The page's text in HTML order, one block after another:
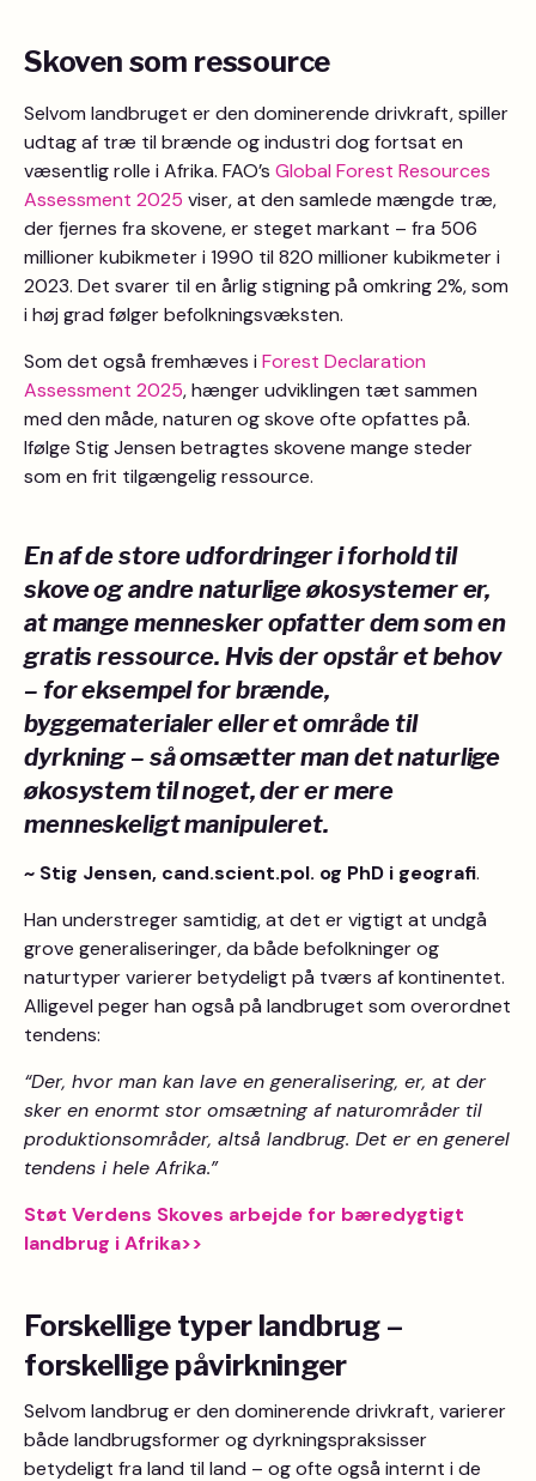
Skoven som ressource
Selvom landbruget er den dominerende drivkraft, spiller
udtag af træ til brænde og industri dog fortsat en
væsentlig rolle i Afrika. FAO’s Global Forest Resources
Assessment 2025 viser, at den samlede mængde træ,
der fjernes fra skovene, er steget markant – fra 506
millioner kubikmeter i 1990 til 820 millioner kubikmeter i
2023. Det svarer til en årlig stigning på omkring 2%, som
i høj grad følger befolkningsvæksten.
Som det også fremhæves i Forest Declaration
Assessment 2025, hænger udviklingen tæt sammen
med den måde, naturen og skove ofte opfattes på.
Ifølge Stig Jensen betragtes skovene mange steder
som en frit tilgængelig ressource.
En af de store udfordringer i forhold til
skove og andre naturlige økosystemer er,
at mange mennesker opfatter dem som en
gratis ressource. Hvis der opstår et behov
– for eksempel for brænde,
byggematerialer eller et område til
dyrkning – så omsætter man det naturlige
økosystem til noget, der er mere
menneskeligt manipuleret.
~ Stig Jensen, cand.scient.pol. og PhD i geografi.
Han understreger samtidig, at det er vigtigt at undgå
grove generaliseringer, da både befolkninger og
naturtyper varierer betydeligt på tværs af kontinentet.
Alligevel peger han også på landbruget som overordnet
tendens:
“Der, hvor man kan lave en generalisering, er, at der
sker en enormt stor omsætning af naturområder til
produktionsområder, altså landbrug. Det er en generel
tendens i hele Afrika.”
Støt Verdens Skoves arbejde for bæredygtigt
landbrug i Afrika>>
Forskellige typer landbrug –
forskellige påvirkninger
Selvom landbrug er den dominerende drivkraft, varierer
både landbrugsformer og dyrkningspraksisser
betydeligt fra land til land – og ofte også internt i de